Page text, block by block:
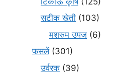
सटीक खेती (103)
मशरुम उपज (6)
फसलें(301)
उर्वरक (39)